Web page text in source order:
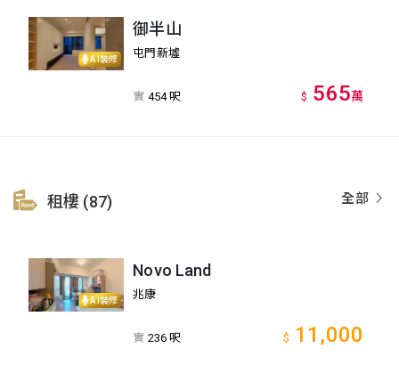
AI裝修
御半山
屯門新墟
實 454 呎 $ 565萬
全部
租樓 (87)
AI裝修
Novo Land
兆康
實 236 呎 $ 11,000